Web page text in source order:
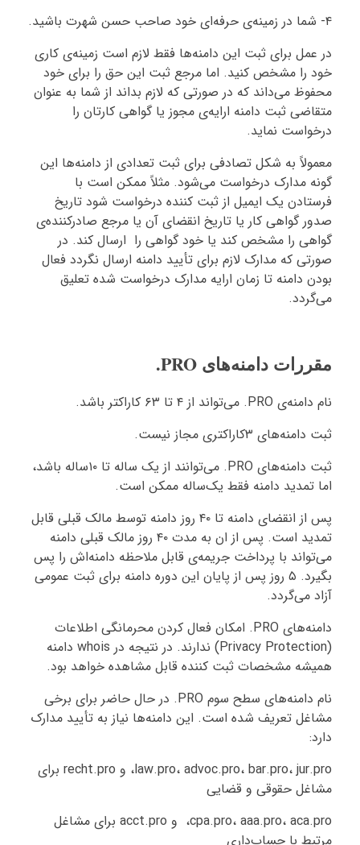
۴- شما در زمینه‌ی حرفه‌ای خود صاحب حسن شهرت باشید.
در عمل برای ثبت این دامنه‌ها فقط لازم است زمینه‌ی کاری
خود را مشخص کنید. اما مرجع ثبت این حق را برای خود
محفوظ می‌داند که در صورتی که لازم بداند از شما به عنوان
متقاضی ثبت دامنه ارایه‌ی مجوز یا گواهی کارتان را
درخواست نماید.
معمولاً به شکل تصادفی برای ثبت تعدادی از دامنه‌ها این
گونه مدارک درخواست می‌شود. مثلاً ممکن است با
فرستادن یک ایمیل از ثبت کننده درخواست شود تاریخ
صدور گواهی کار یا تاریخ انقضای آن یا مرجع صادرکننده‌ی
گواهی را مشخص کند یا خود گواهی را ارسال کند. در
صورتی که مدارک لازم برای تأیید دامنه ارسال نگردد فعال
بودن دامنه تا زمان ارایه مدارک درخواست شده تعلیق
می‌گردد.
مقررات دامنه‌های PRO.
نام دامنه‌ی PRO. می‌تواند از ۴ تا ۶۳ کاراکتر باشد.
ثبت دامنه‌های ۳کاراکتری مجاز نیست.
ثبت دامنه‌های PRO. می‌توانند از یک ساله تا ۱۰ساله باشد،
اما تمدید دامنه فقط یک‌ساله ممکن است.
پس از انقضای دامنه تا ۴۰ روز دامنه توسط مالک قبلی قابل
تمدید است. پس از ان به مدت ۴۰ روز مالک قبلی دامنه
می‌تواند با پرداخت جریمه‌ی قابل ملاحظه دامنه‌اش را پس
بگیرد. ۵ روز پس از پایان این دوره دامنه برای ثبت عمومی
آزاد می‌گردد.
دامنه‌های PRO. امکان فعال کردن محرمانگی اطلاعات
(Privacy Protection) ندارند. در نتیجه در whois دامنه
همیشه مشخصات ثبت کننده قابل مشاهده خواهد بود.
نام دامنه‌های سطح سوم PRO. در حال حاضر برای برخی
مشاغل تعریف شده است. این دامنه‌ها نیاز به تأیید مدارک
دارد:
law.pro، advoc.pro، bar.pro، jur.pro، و recht.pro برای
مشاغل حقوقی و قضایی
cpa.pro، aaa.pro، aca.pro، و acct.pro برای مشاغل
مرتبط با حساب‌داری